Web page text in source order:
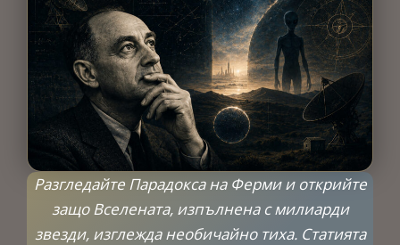
Разгледайте Парадокса на Ферми и открийте
защо Вселената, изпълнена с милиарди
звезди, изглежда необичайно тиха. Статията